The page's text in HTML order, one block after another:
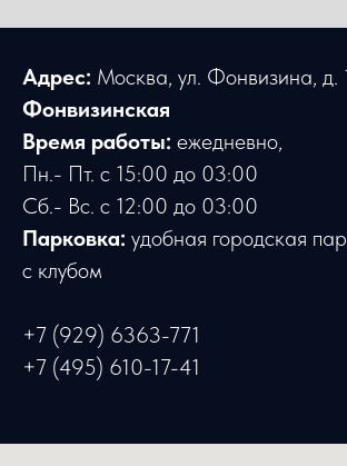
Адрес: Москва, ул. Фонвизина, д.
Фонвизинская
Время работы: ежедневно,
Пн.- Пт. с 15:00 до 03:00
Сб.- Вс. с 12:00 до 03:00
Парковка: удобная городская
с клубом
+7 (929) 6363-771
+7 (495) 610-17-41